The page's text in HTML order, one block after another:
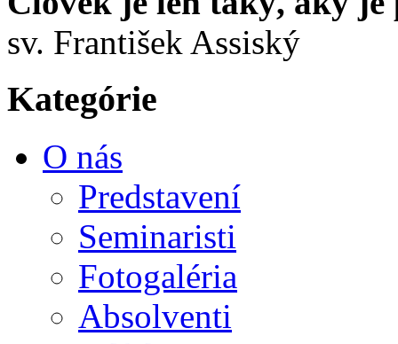
sv. František Assiský
Kategórie
O nás
Predstavení
Seminaristi
Fotogaléria
Absolventi